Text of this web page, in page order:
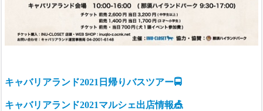
キャバリアランド2021日帰りバスツアー🚍
キャバリアランド2021マルシェ出店情報🎪